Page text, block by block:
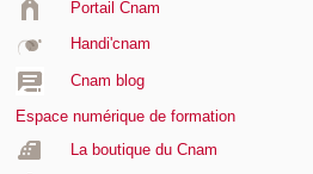
Portail Cnam
Handi'cnam
Cnam blog
Espace numérique de formation
La boutique du Cnam